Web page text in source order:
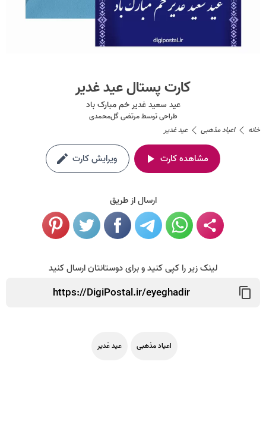
کارت پستال عید غدیر
عید سعید غدیر خم مبارک باد
طراحی توسطمرتضی گل‌محمدی
خانه
اعیاد مذهبی عید غدیر
مشاهده کارت ویرایش کارت
ارسال از طریق
لینک زیر را کپی کنید و برای دوستانتان ارسال کنید
اعیاد مذهبی عید غدیر